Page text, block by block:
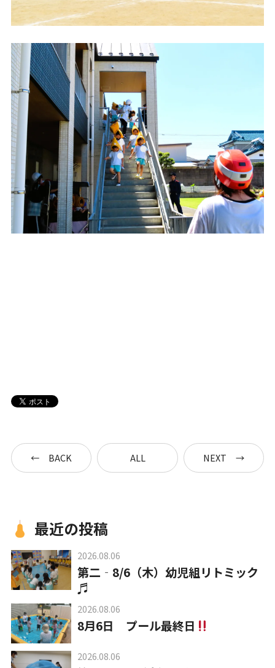
BACK ALL NEXT
最近の投稿
2026.08.06
第二‐8/6（木）幼児組リトミック
♬
2026.08.06
8月6日 プール最終日
2026.08.06